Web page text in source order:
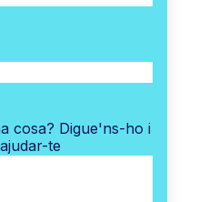
cosa? Digue'ns-ho i
te